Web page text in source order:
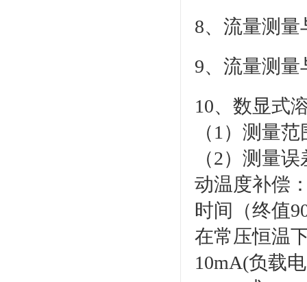
8、流量测量
9、流量测量
10、数显式
（1）测量
（2）测量
动温度补偿
时间（终值
在常压恒温
10mA(负载